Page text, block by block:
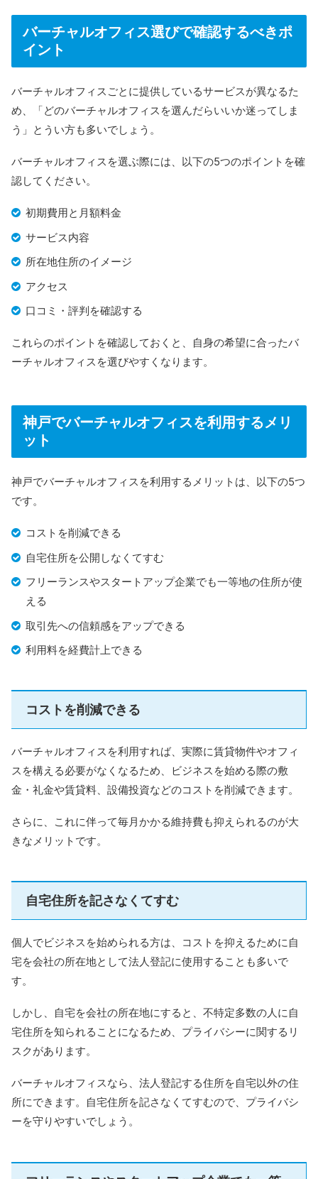
バーチャルオフィス選びで確認するべきポ
イント
バーチャルオフィスごとに提供しているサービスが異なるた
め、「どのバーチャルオフィスを選んだらいいか迷ってしま
う」とうい方も多いでしょう。
バーチャルオフィスを選ぶ際には、以下の5つのポイントを確
認してください。
初期費用と月額料金
サービス内容
所在地住所のイメージ
アクセス
口コミ・評判を確認する
これらのポイントを確認しておくと、自身の希望に合ったバ
ーチャルオフィスを選びやすくなります。
神戸でバーチャルオフィスを利用するメリ
ット
神戸でバーチャルオフィスを利用するメリットは、以下の5つ
です。
コストを削減できる
自宅住所を公開しなくてすむ
フリーランスやスタートアップ企業でも一等地の住所が使
える
取引先への信頼感をアップできる
利用料を経費計上できる
コストを削減できる
バーチャルオフィスを利用すれば、実際に賃貸物件やオフィ
スを構える必要がなくなるため、ビジネスを始める際の敷
金・礼金や賃貸料、設備投資などのコストを削減できます。
さらに、これに伴って毎月かかる維持費も抑えられるのが大
きなメリットです。
自宅住所を記さなくてすむ
個人でビジネスを始められる方は、コストを抑えるために自
宅を会社の所在地として法人登記に使用することも多いで
す。
しかし、自宅を会社の所在地にすると、不特定多数の人に自
宅住所を知られることになるため、プライバシーに関するリ
スクがあります。
バーチャルオフィスなら、法人登記する住所を自宅以外の住
所にできます。自宅住所を記さなくてすむので、プライバシ
ーを守りやすいでしょう。